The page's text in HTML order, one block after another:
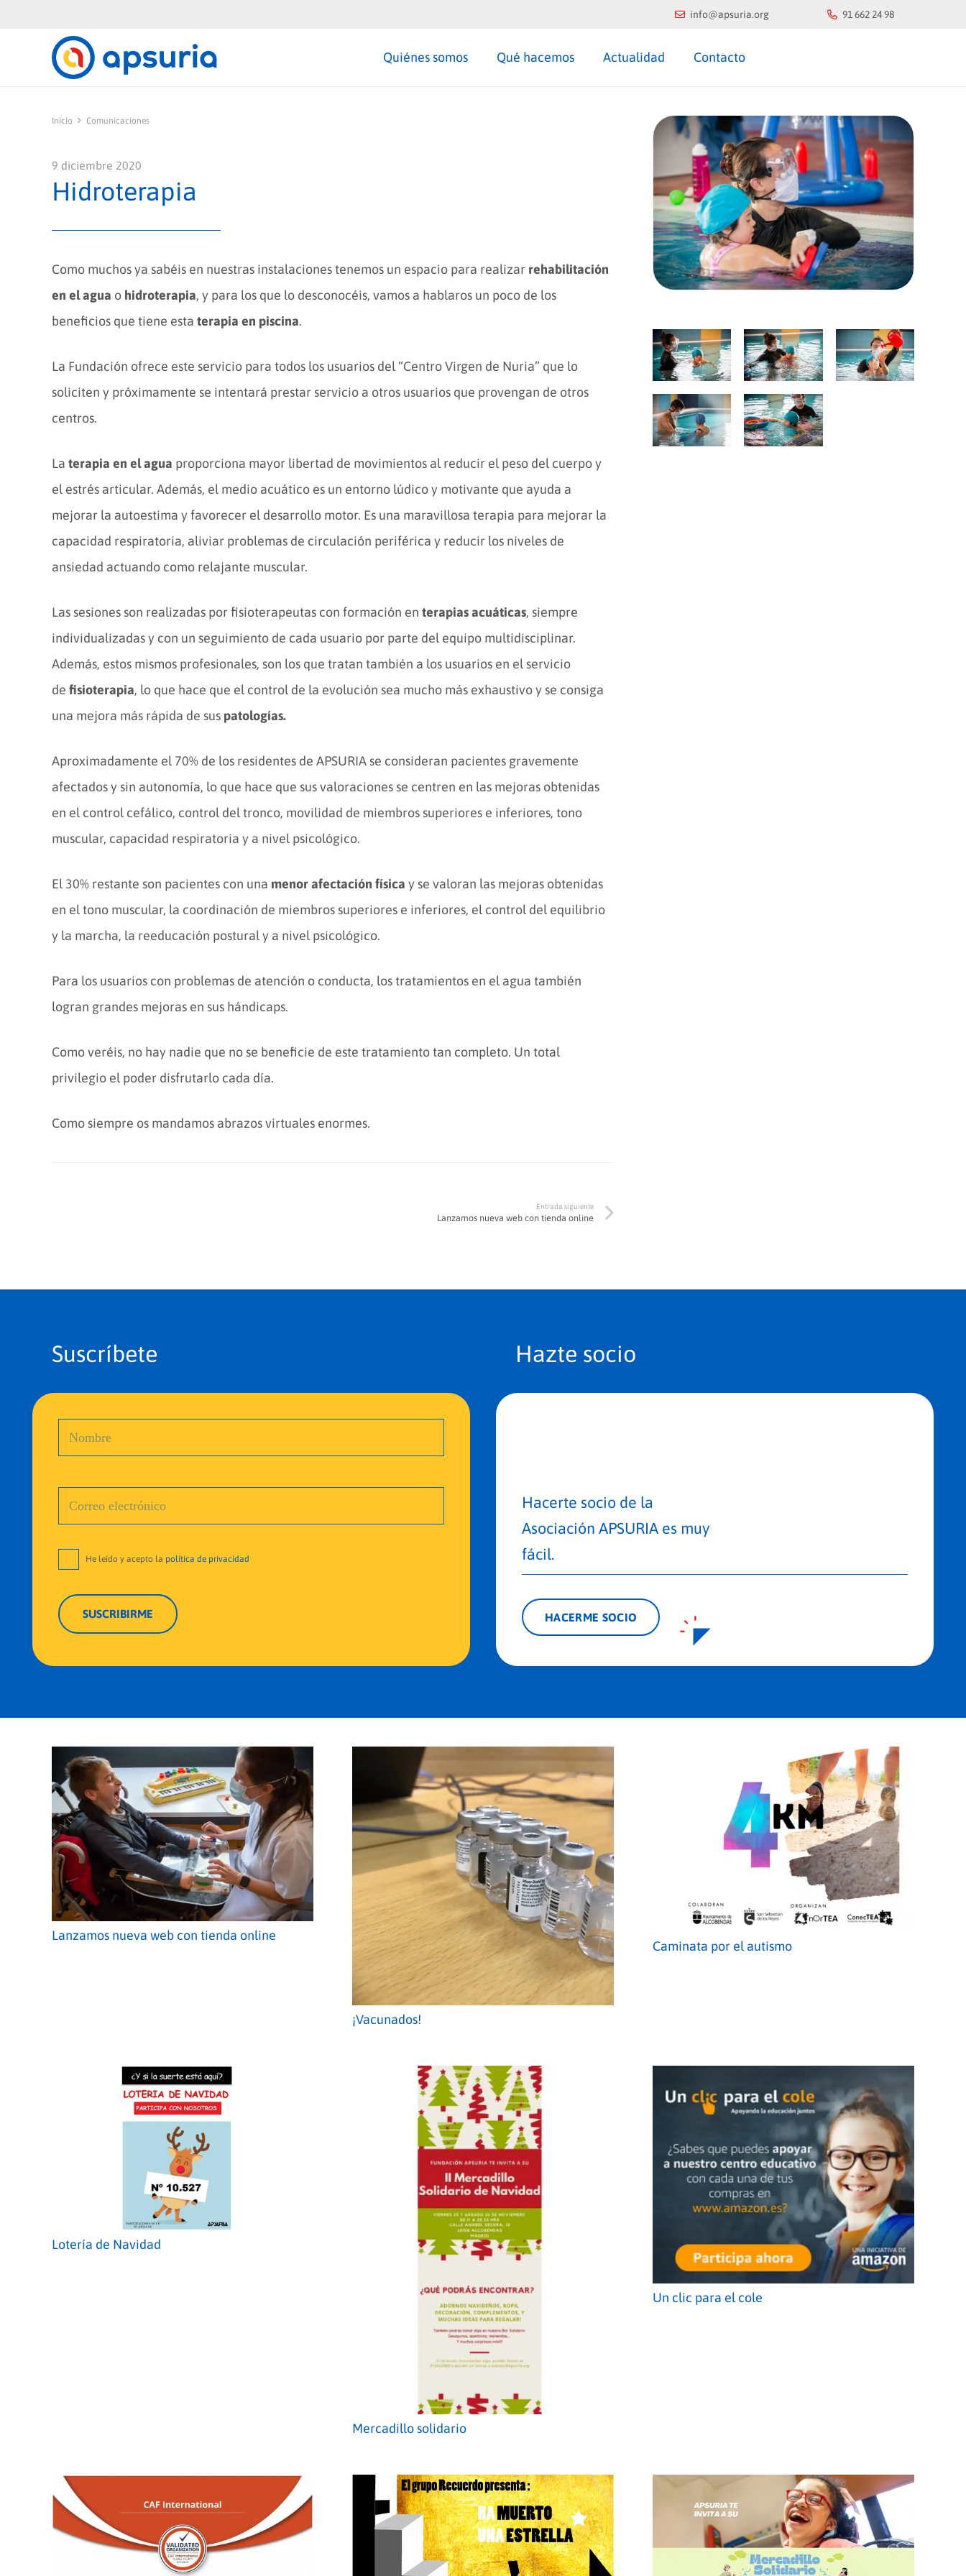
info@apsuria.org 91 662 24 98
Quiénes somos Qué hacemos Actualidad Contacto
Inicio Comunicaciones
9 diciembre 2020
Hidroterapia
Como muchos ya sabéis en nuestras instalaciones tenemos un espacio para realizar rehabilitación
en el agua o hidroterapia, y para los que lo desconocéis, vamos a hablaros un poco de los
beneficios que tiene esta terapia en piscina.
La Fundación ofrece este servicio para todos los usuarios del “Centro Virgen de Nuria” que lo
soliciten y próximamente se intentará prestar servicio a otros usuarios que provengan de otros
centros.
La terapia en el agua proporciona mayor libertad de movimientos al reducir el peso del cuerpo y
el estrés articular. Además, el medio acuático es un entorno lúdico y motivante que ayuda a
mejorar la autoestima y favorecer el desarrollo motor. Es una maravillosa terapia para mejorar la
capacidad respiratoria, aliviar problemas de circulación periférica y reducir los niveles de
ansiedad actuando como relajante muscular.
Las sesiones son realizadas por fisioterapeutas con formación en terapias acuáticas, siempre
individualizadas y con un seguimiento de cada usuario por parte del equipo multidisciplinar.
Además, estos mismos profesionales, son los que tratan también a los usuarios en el servicio
de fisioterapia, lo que hace que el control de la evolución sea mucho más exhaustivo y se consiga
una mejora más rápida de sus patologías.
Aproximadamente el 70% de los residentes de APSURIA se consideran pacientes gravemente
afectados y sin autonomía, lo que hace que sus valoraciones se centren en las mejoras obtenidas
en el control cefálico, control del tronco, movilidad de miembros superiores e inferiores, tono
muscular, capacidad respiratoria y a nivel psicológico.
El 30% restante son pacientes con una menor afectación física y se valoran las mejoras obtenidas
en el tono muscular, la coordinación de miembros superiores e inferiores, el control del equilibrio
y la marcha, la reeducación postural y a nivel psicológico.
Para los usuarios con problemas de atención o conducta, los tratamientos en el agua también
logran grandes mejoras en sus hándicaps.
Como veréis, no hay nadie que no se beneficie de este tratamiento tan completo. Un total
privilegio el poder disfrutarlo cada día.
Como siempre os mandamos abrazos virtuales enormes.
Entrada siguiente
Lanzamos nueva web con tienda online
Suscríbete
He leído y acepto la política de privacidad
Hazte socio
Hacerte socio de la
Asociación APSURIA es muy
fácil.
HACERME SOCIO
Lanzamos nueva web con tienda online
¡Vacunados!
Caminata por el autismo
Lotería de Navidad
Mercadillo solidario
Un clic para el cole